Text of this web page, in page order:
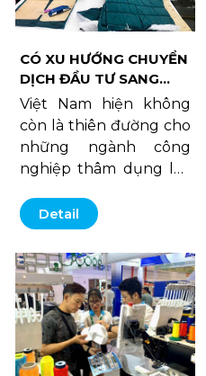
CÓ XU HƯỚNG CHUYỂN
DỊCH ĐẦU TƯ SANG
CÁC NƯỚC KHÁC
TRONG NGÀNH DỆT
MAY, DA GIÀY
Việt Nam hiện không
còn là thiên đường cho
những ngành công
nghiệp thâm dụng lao
đất đai hay năng suất
lao động thấp, giá nhân
công không còn rẻ, cho
nên, việc chuyển dịch
đầu tư từ nay trở đi
cũng là bình thường.
Detail